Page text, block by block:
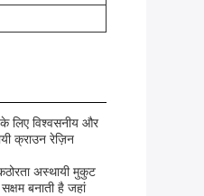
लिए विश्वसनीय और
क्राउन रेज़िन
अस्थायी मुकुट
बनाती है जहां